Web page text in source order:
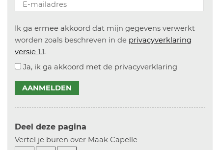
Ik ga ermee akkoord dat mijn gegevens verwerkt
worden zoals beschreven in de privacyverklaring
versie 1.1.
Ja, ik ga akkoord met de privacyverklaring
AANMELDEN
Deel deze pagina
Vertel je buren over Maak Capelle